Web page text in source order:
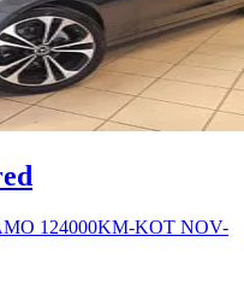
124000KM-KOT NOV-